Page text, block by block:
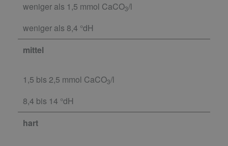
weniger als 1,5 mmol CaCO3/l
weniger als 8,4 °dH
mittel
1,5 bis 2,5 mmol CaCO3/l
8,4 bis 14 °dH
hart